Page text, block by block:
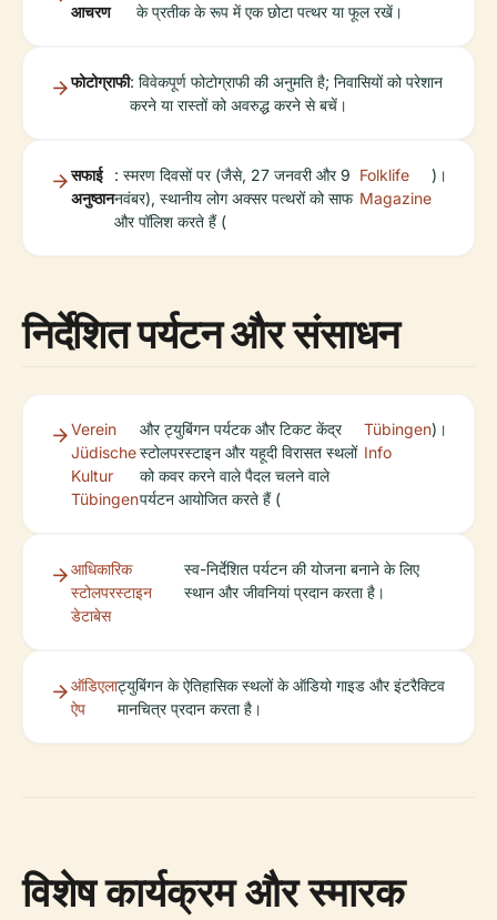
आचरण
के प्रतीक के रूप में एक छोटा पत्थर या फूल रखें।
फोटोग्राफी: विवेकपूर्ण फोटोग्राफी की अनुमति है; निवासियों को परेशान
करने या रास्तों को अवरुद्ध करने से बचें।
सफाई
अनुष्ठान
: स्मरण दिवसों पर (जैसे, 27 जनवरी और 9
नवंबर), स्थानीय लोग अक्सर पत्थरों को साफ
और पॉलिश करते हैं (
Folklife
Magazine
)।
निर्देशित पर्यटन और संसाधन
Verein
Jüdische
Kultur
Tübingen
और ट्युबिंगन पर्यटक और टिकट केंद्र
स्टोलपरस्टाइन और यहूदी विरासत स्थलों
को कवर करने वाले पैदल चलने वाले
पर्यटन आयोजित करते हैं (
Tübingen
Info
)।
आधिकारिक
स्टोलपरस्टाइन
डेटाबेस
स्व-निर्देशित पर्यटन की योजना बनाने के लिए
स्थान और जीवनियां प्रदान करता है।
ऑडिएला
ऐप
ट्युबिंगन के ऐतिहासिक स्थलों के ऑडियो गाइड और इंटरैक्टिव
मानचित्र प्रदान करता है।
विशेष कार्यक्रम और स्मारक